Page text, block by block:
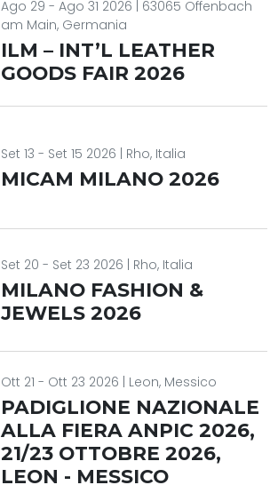
Ago 29 - Ago 31 2026 | 63065 Offenbach
am Main, Germania
ILM – INT’L LEATHER
GOODS FAIR 2026
Set 13 - Set 15 2026 | Rho, Italia
MICAM MILANO 2026
Set 20 - Set 23 2026 | Rho, Italia
MILANO FASHION &
JEWELS 2026
Ott 21 - Ott 23 2026 | Leon, Messico
PADIGLIONE NAZIONALE
ALLA FIERA ANPIC 2026,
21/23 OTTOBRE 2026,
LEON - MESSICO